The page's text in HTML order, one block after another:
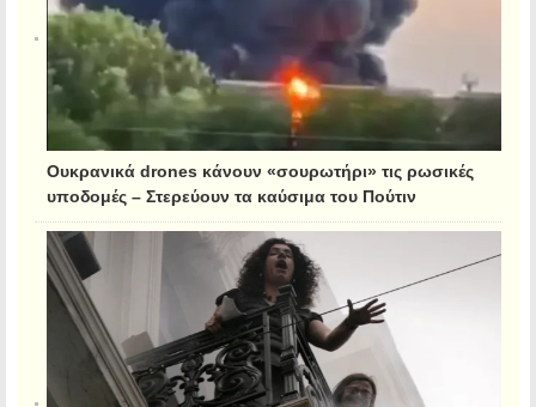
Ουκρανικά drones κάνουν «σουρωτήρι» τις ρωσικές
υποδομές – Στερεύουν τα καύσιμα του Πούτιν